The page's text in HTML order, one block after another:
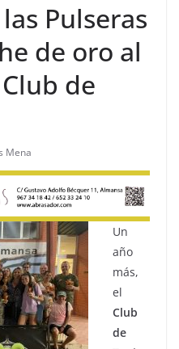
Pulseras
de oro al
de
Mena
Un
año
más,
el
Club
de